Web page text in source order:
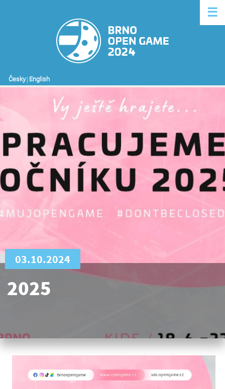
Česky| English
☰
2025
03.10.2024